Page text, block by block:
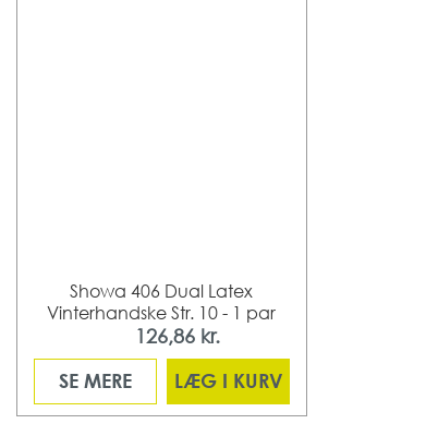
Showa 406 Dual Latex
Vinterhandske Str. 10 - 1 par
126,86 kr.
SE MERE
LÆG I KURV